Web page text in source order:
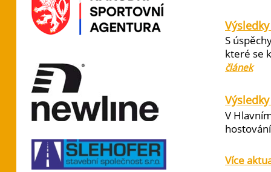
S
které se
článek
V
Více